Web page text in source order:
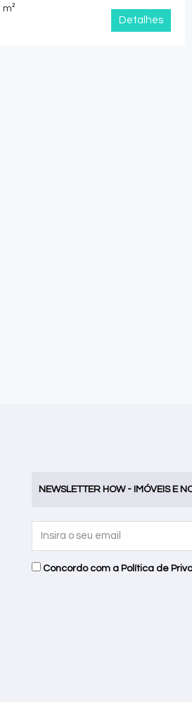
m²
Detalhes
NEWSLETTER HOW - IMÓVEIS E
Concordo com a Política de